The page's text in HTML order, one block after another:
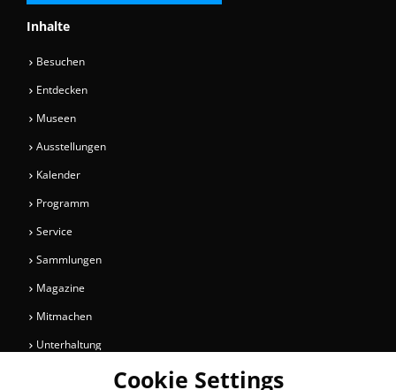
Inhalte
Besuchen
Entdecken
Museen
Ausstellungen
Kalender
Programm
Service
Sammlungen
Magazine
Mitmachen
Unterhaltung
Cookie Settings